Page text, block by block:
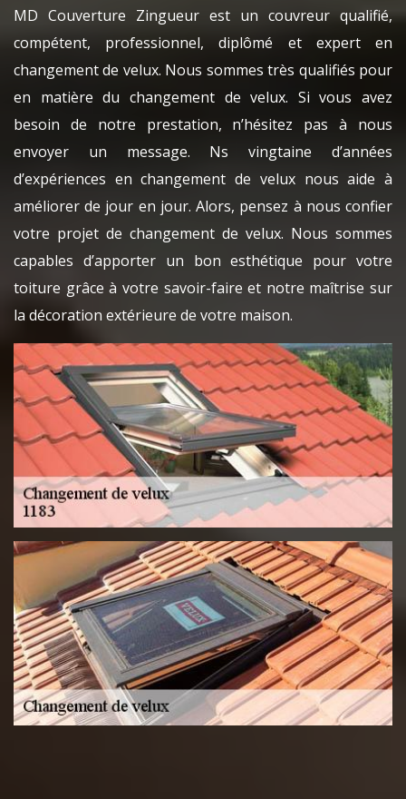
MD Couverture Zingueur est un couvreur qualifié,
compétent, professionnel, diplômé et expert en
changement de velux. Nous sommes très qualifiés pour
en matière du changement de velux. Si vous avez
besoin de notre prestation, n’hésitez pas à nous
envoyer un message. Ns vingtaine d’années
d’expériences en changement de velux nous aide à
améliorer de jour en jour. Alors, pensez à nous confier
votre projet de changement de velux. Nous sommes
capables d’apporter un bon esthétique pour votre
toiture grâce à votre savoir-faire et notre maîtrise sur
la décoration extérieure de votre maison.